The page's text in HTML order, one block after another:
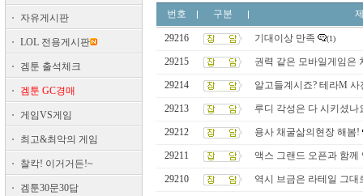
자유게시판
LOL 전용게시판
겜툰 출석체크
겜툰 GC경매
게임VS게임
최고&최악의 게임
찰칵! 이거거든!~
겜툰30문30답
번호 구분
29216 기대이상 만족 (1)
29215 권력 같은 모바일게임은
29214 알고들계시죠? 테라M 사
29213 루디 각성은 다 시키셨나
29212 용사 채굴삶의현장 해봄!
29211 액스 그랜드 오픈과 함께
29210 역시 브금은 라테일 그대